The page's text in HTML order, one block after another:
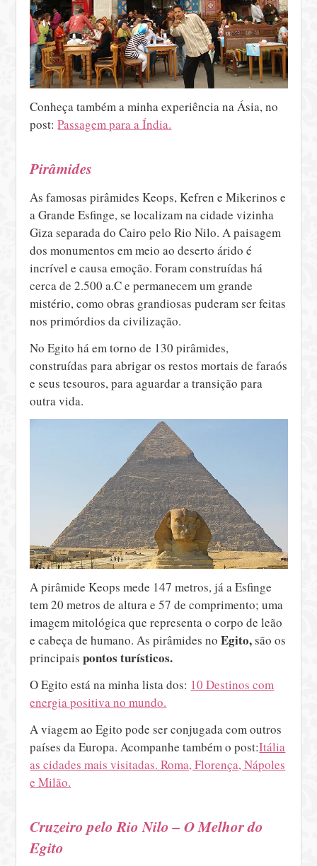
Conheça também a minha experiência na Ásia, no
post:Passagem para a Índia.
Pirâmides
As famosas pirâmides Keops, Kefren e Mikerinos e
a Grande Esfinge, se localizam na cidade vizinha
Giza separada do Cairo pelo Rio Nilo. A paisagem
dos monumentos em meio ao deserto árido é
incrível e causa emoção. Foram construídas há
cerca de 2.500 a.C e permanecem um grande
mistério, como obras grandiosas puderam ser feitas
nos primórdios da civilização.
No Egito há em torno de 130 pirâmides,
construídas para abrigar os restos mortais de faraós
e seus tesouros, para aguardar a transição para
outra vida.
A pirâmide Keops mede 147 metros, já a Esfinge
tem 20 metros de altura e 57 de comprimento; uma
imagem mitológica que representa o corpo de leão
e cabeça de humano. As pirâmides noEgito,são os
principaispontos turísticos.
O Egito está na minha lista dos: 10 Destinos com
energia positiva no mundo.
A viagem ao Egito pode ser conjugada com outros
países da Europa. Acompanhe também o post:Itália
as cidades mais visitadas. Roma, Florença, Nápoles
e Milão.
Cruzeiro pelo Rio Nilo – O Melhor do
Egito